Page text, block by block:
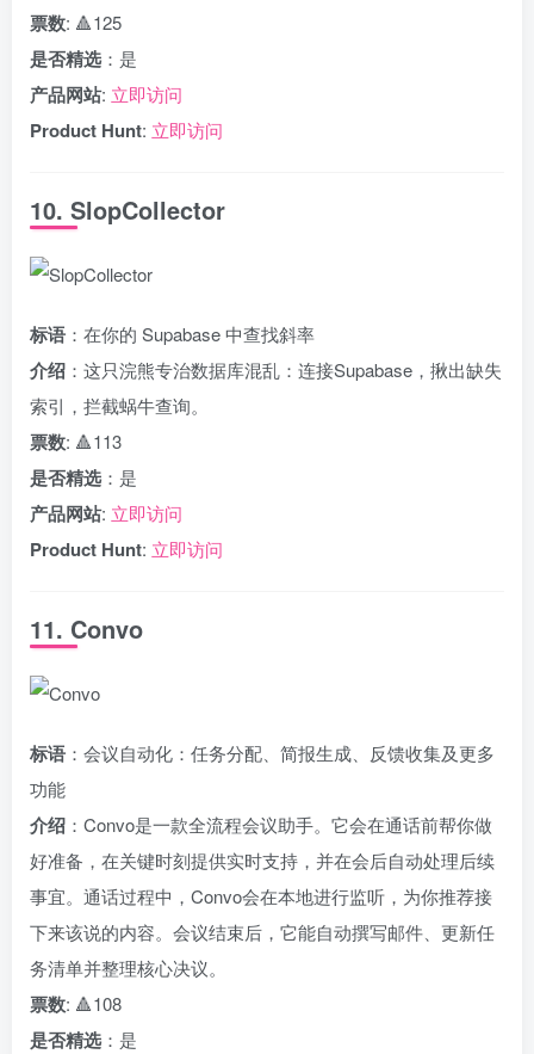
票数: 🔺125
是否精选 ：是
产品网站: 立即访问
Product Hunt: 立即访问
10. SlopCollector
标语 ：在你的 Supabase 中查找斜率
介绍 ：这只浣熊专治数据库混乱：连接Supabase，揪出缺失
索引，拦截蜗牛查询。
票数: 🔺113
是否精选 ：是
产品网站: 立即访问
Product Hunt: 立即访问
11. Convo
标语 ：会议自动化：任务分配、简报生成、反馈收集及更多
功能
介绍 ：Convo是一款全流程会议助手。它会在通话前帮你做
好准备，在关键时刻提供实时支持，并在会后自动处理后续
事宜。通话过程中，Convo会在本地进行监听，为你推荐接
下来该说的内容。会议结束后，它能自动撰写邮件、更新任
务清单并整理核心决议。
票数: 🔺108
是否精选 ：是